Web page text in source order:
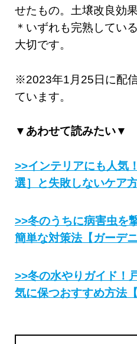
せたもの。土壌改良効
＊いずれも完熟してい
大切です。
※2023年1月25日に配
ています。
▼あわせて読みたい▼
>>インテリアにも人気
選］と失敗しないケア
>>冬のうちに病害虫を
簡単な対策法【ガーデニ
>>冬の水やりガイド！
気に保つおすすめ方法